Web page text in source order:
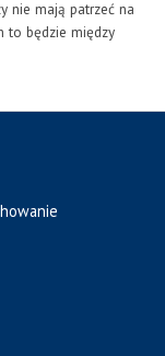
nie mają patrzeć na
to będzie między